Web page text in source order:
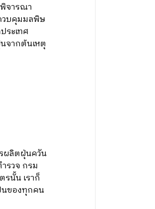
จารณา
วบคุมมลพิษ
ระเทศ
จากต้นเหตุ
ผลิตฝุ่นควัน
รวจ กรม
รนั้น เราก็
นของทุกคน